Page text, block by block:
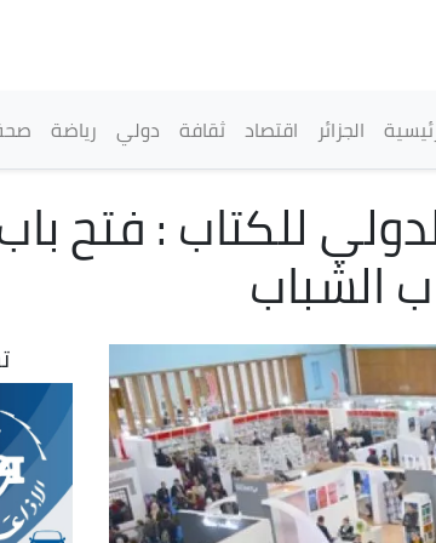
الرئيسيةالجزائر اقتصاد ثقافة دولي رياضة
الجزائر الدولي للكتاب :
الشباب